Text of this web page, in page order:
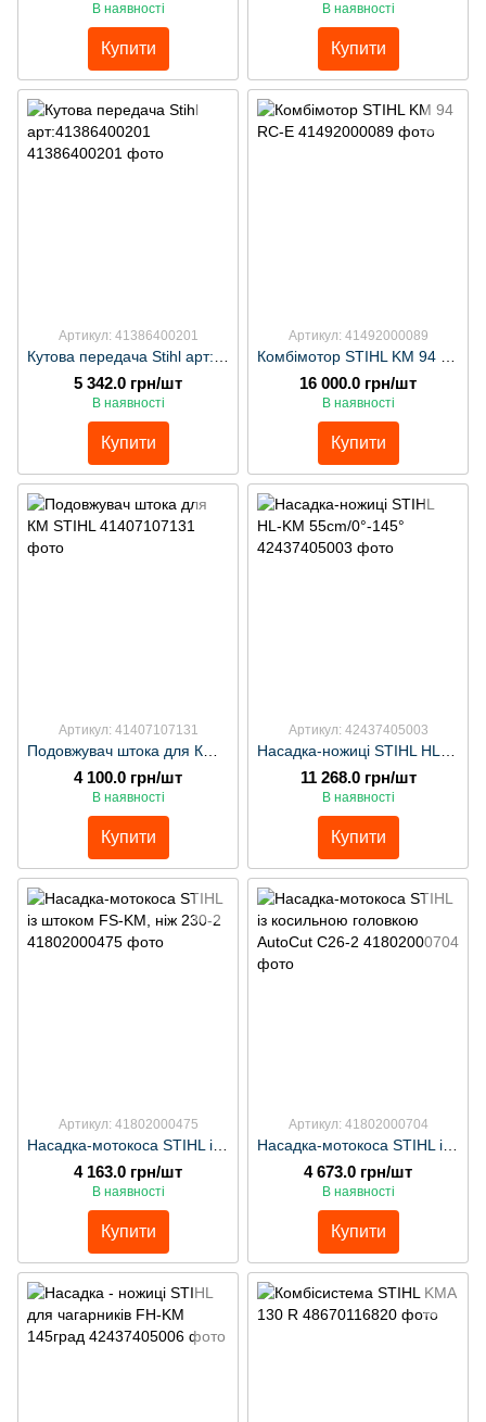
В наявності
Купити
В наявності
Купити
Артикул: 41386400201
5 342.0 грн/шт
В наявності
Купити
Артикул: 41492000089
16 000.0 грн/шт
В наявності
Купити
Артикул: 41407107131
4 100.0 грн/шт
В наявності
Купити
Артикул: 42437405003
11 268.0 грн/шт
В наявності
Купити
Артикул: 41802000475
4 163.0 грн/шт
В наявності
Купити
Артикул: 41802000704
4 673.0 грн/шт
В наявності
Купити